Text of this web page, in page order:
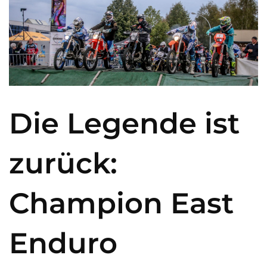
Die Legende ist
zurück:
Champion East
Enduro